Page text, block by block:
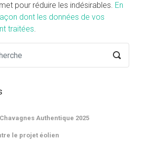
pour réduire les indésirables. En
dont les données de vos
traitées.
Authentique 2025
le projet éolien